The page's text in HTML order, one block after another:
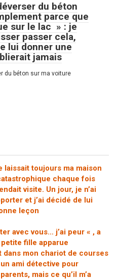
du béton
parce que
sur le lac » : je
passer cela,
lui donner une
jamais
du béton sur ma voiture
laissait toujours ma maison
chaque fois
visite. Un jour, je n’ai
et j’ai décidé de lui
leçon
avec vous… j’ai peur « , a
fille apparue
dans mon chariot de courses
ami détective pour
mais ce qu’il m’a